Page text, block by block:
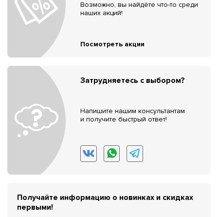
Возможно, вы найдёте что-то среди
наших акций!
Посмотреть акции
Затрудняетесь с выбором?
Напишите нашим консультантам
и получите быстрый ответ!
Получайте информацию о новинках и скидках
первыми!